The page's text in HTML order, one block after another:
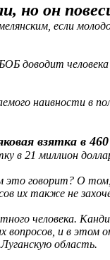
но он
если
доводит
наивности
взятка в 460
в 21 миллион
говорит? О
их также не
человека.
вопросов, и в этом
область.